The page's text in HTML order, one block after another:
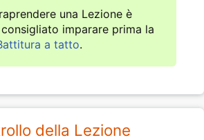
una Lezione è
imparare prima la
a tatto.
della Lezione